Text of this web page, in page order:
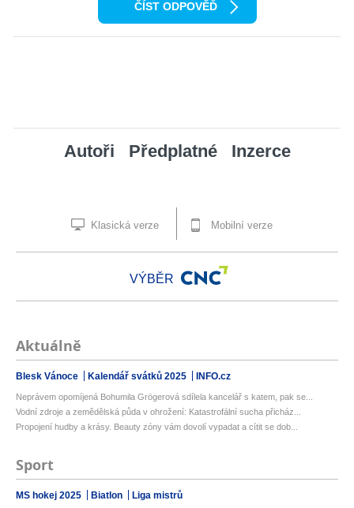
ČÍST ODPOVĚĎ
Autoři Předplatné Inzerce
Klasická verze Mobilní verze
VÝBĚR
Aktuálně
Blesk Vánoce Kalendář svátků 2025 INFO.cz
Neprávem opomíjená Bohumila Grögerová sdílela kancelář s katem, pak se...
Vodní zdroje a zemědělská půda v ohrožení: Katastrofální sucha přicház...
Propojení hudby a krásy. Beauty zóny vám dovolí vypadat a cítit se dob...
Sport
MS hokej 2025 Biatlon Liga mistrů